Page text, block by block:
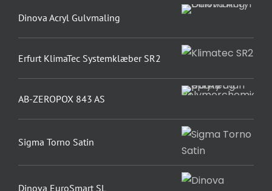
Dinova Acryl Gulvmaling
Erfurt KlimaTec Systemklæber SR2
AB-ZEROPOX 843 AS
Sigma Torno Satin
Dinova EuroSmart SL